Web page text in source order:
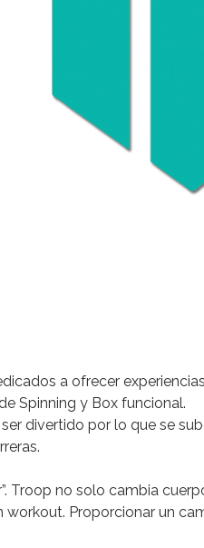
a ofrecer
Spinning y Box funcional.
divertido por lo que se
Troop no solo cambia
workout. Proporcionar un